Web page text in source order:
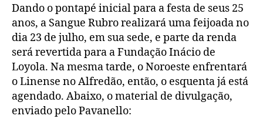
Dando o pontapé inicial para a festa de seus 25
anos, a Sangue Rubro realizará uma feijoada no
dia 23 de julho, em sua sede, e parte da renda
será revertida para a Fundação Inácio de
Loyola. Na mesma tarde, o Noroeste enfrentará
o Linense no Alfredão, então, o esquenta já está
agendado. Abaixo, o material de divulgação,
enviado pelo Pavanello: